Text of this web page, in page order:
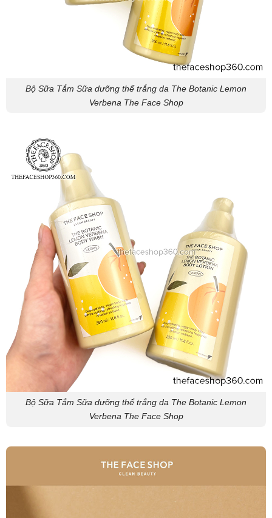
Bộ Sữa Tắm Sữa dưỡng thể trắng da The Botanic Lemon
Verbena The Face Shop
Bộ Sữa Tắm Sữa dưỡng thể trắng da The Botanic Lemon
Verbena The Face Shop